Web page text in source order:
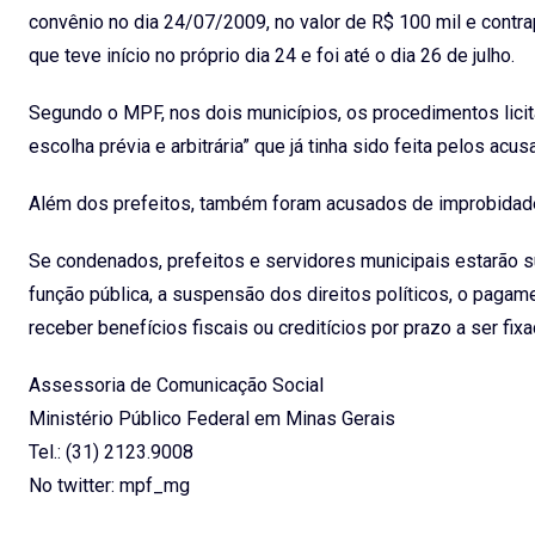
convênio no dia 24/07/2009, no valor de R$ 100 mil e
que teve início no próprio dia 24 e foi até o dia 26 de julho.
Segundo o MPF, nos dois municípios, os procedimentos
escolha prévia e arbitrária” que já tinha sido feita pelos
Além dos prefeitos, também foram acusados de
Se condenados, prefeitos e servidores municipais estarão
função pública, a suspensão dos direitos políticos, o
receber benefícios fiscais ou creditícios por prazo a ser
Assessoria de Comunicação Social
Ministério Público Federal em Minas Gerais
Tel.: (31) 2123.9008
No twitter: mpf_mg